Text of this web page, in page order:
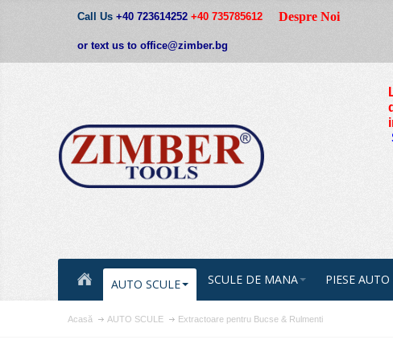
Call Us +40 723614252 +40 735785612
or text us to office@zimber.bg
Despre Noi
AUTO SCULE SCULE DE MANA PIESE
Acasă AUTO SCULE Extractoare pentru Bucse & Rulmenti